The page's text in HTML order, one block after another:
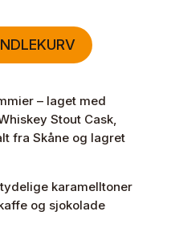
– laget med
Stout Cask,
fra Skåne og lagret
karamelltoner
og sjokolade